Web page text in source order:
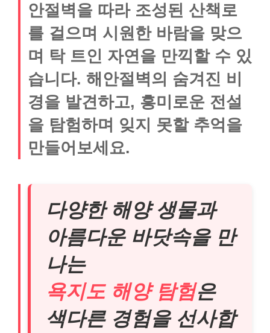
안절벽을 따라 조성된 산책로
를 걸으며 시원한 바람을 맞으
며 탁 트인 자연을 만끽할 수 있
습니다. 해안절벽의 숨겨진 비
경을 발견하고, 흥미로운 전설
을 탐험하며 잊지 못할 추억을
만들어보세요.
다양한 해양 생물과
아름다운 바닷속을 만
나는
욕지도 해양 탐험은
색다른 경험을 선사합